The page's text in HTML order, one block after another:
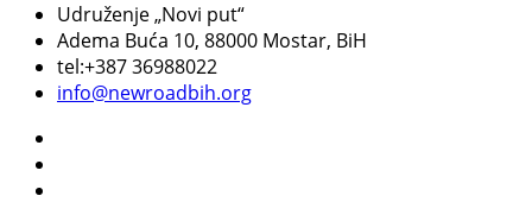
Udruženje „Novi put“
Adema Buća 10, 88000 Mostar, BiH
tel:+387 36988022
info@newroadbih.org